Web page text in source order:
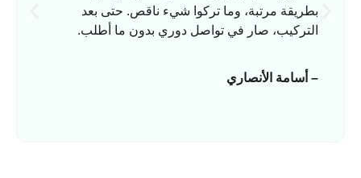
بطريقة مرتبة، وما تركوا شيء ناقص. حتى بعد
التركيب، صار في تواصل دوري بدون ما أطلب.
– أسامة الأنصاري